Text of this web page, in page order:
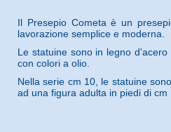
Il Presepio Cometa è un
lavorazione semplice e moderna.
Le statuine sono in legno
con colori a olio.
Nella serie cm 10, le statuine
ad una figura adulta in piedi di cm